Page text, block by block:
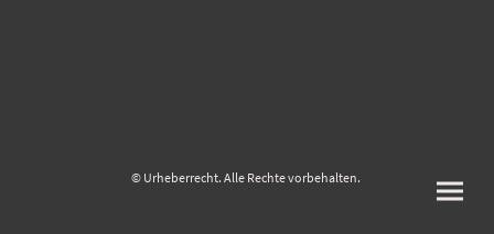
© Urheberrecht. Alle Rechte vorbehalten.